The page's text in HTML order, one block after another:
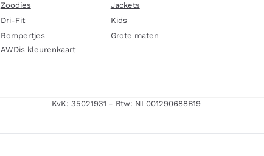
Zoodies
Jackets
Dri-Fit
Kids
Rompertjes
Grote maten
AWDis kleurenkaart
KvK: 35021931 - Btw: NL001290688B19